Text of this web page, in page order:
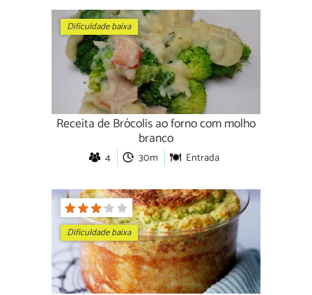
Dificuldade baixa
Receita de Brócolis ao forno com molho
branco
4 30m Entrada
Dificuldade baixa